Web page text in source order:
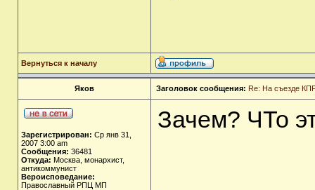
Вернуться к началу
Яков Заголовок сообщения: Re: На съезде
Зарегистрирован: Ср янв 31,
2007 3:00 am
Сообщения: 36481
Откуда: Москва, монархист,
антикоммунист
Вероисповедание:
Православный РПЦ МП
Зачем? ЧТо